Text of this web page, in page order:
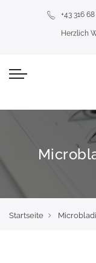
+43 316
Herzlich
Startseite